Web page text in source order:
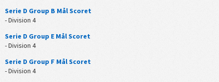
Serie D Group B Mål Scoret
- Division 4
Serie D Group E Mål Scoret
- Division 4
Serie D Group F Mål Scoret
- Division 4